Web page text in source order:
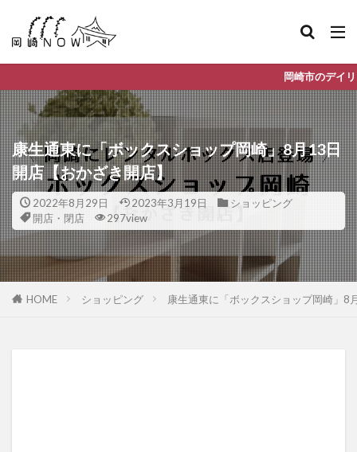
岡崎市のデイリーランキングやお得な
康生通東に「ボックスショップ岡崎」8月13日
開店【おかざき開店】
2022年8月29日 2023年3月19日
ショッピング
開店・閉店
297view
HOME ショッピング 康生通東に「ボックスショップ岡崎」8